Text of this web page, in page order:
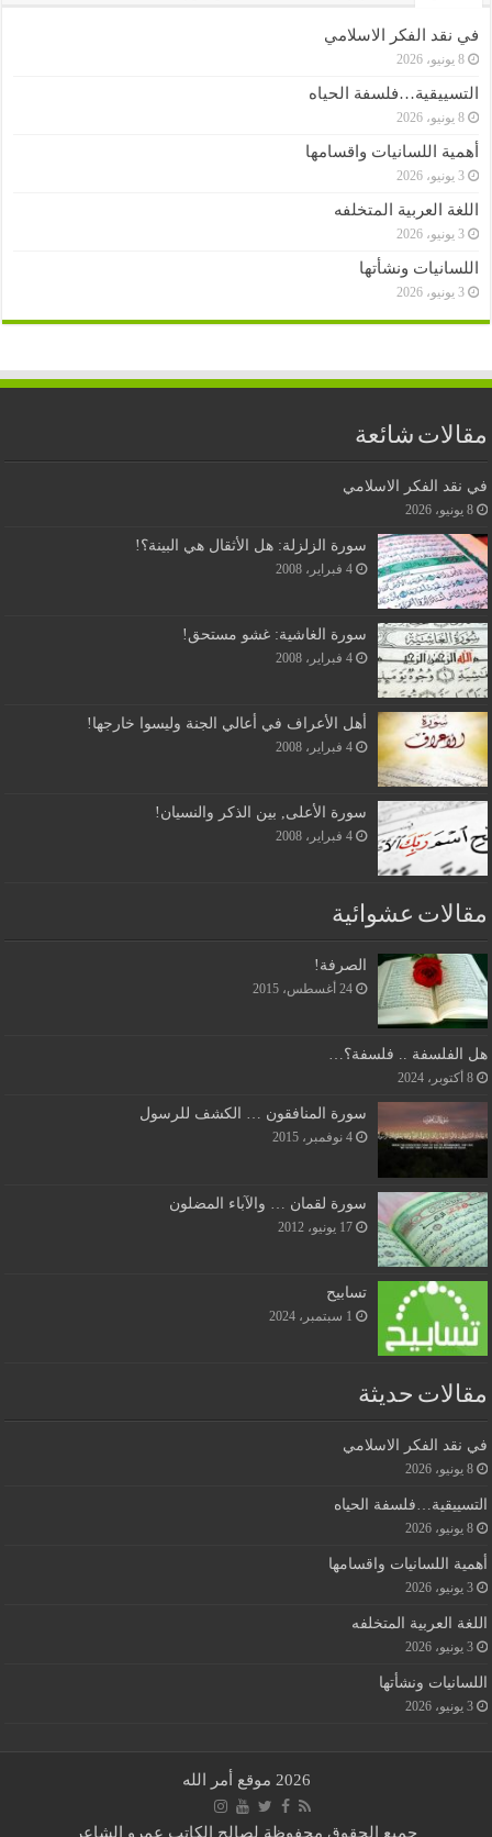
في نقد الفكر الاسلامي
8 يونيو، 2026
التسييقية…فلسفة الحياه
8 يونيو، 2026
أهمية اللسانيات واقسامها
3 يونيو، 2026
اللغة العربية المتخلفه
3 يونيو، 2026
اللسانيات ونشأتها
3 يونيو، 2026
مقالات شائعة
في نقد الفكر الاسلامي
8 يونيو، 2026
سورة الزلزلة: هل الأثقال هي البينة؟!
4 فبراير، 2008
سورة الغاشية: غشو مستحق!
4 فبراير، 2008
أهل الأعراف في أعالي الجنة وليسوا خارجها!
4 فبراير، 2008
سورة الأعلى, بين الذكر والنسيان!
4 فبراير، 2008
مقالات عشوائية
الصرفة!
24 أغسطس، 2015
هل الفلسفة .. فلسفة؟…
8 أكتوبر، 2024
سورة المنافقون … الكشف للرسول
4 نوفمبر، 2015
سورة لقمان … والآباء المضلون
17 يونيو، 2012
تسابيح
1 سبتمبر، 2024
مقالات حديثة
في نقد الفكر الاسلامي
8 يونيو، 2026
التسييقية…فلسفة الحياه
8 يونيو، 2026
أهمية اللسانيات واقسامها
3 يونيو، 2026
اللغة العربية المتخلفه
3 يونيو، 2026
اللسانيات ونشأتها
3 يونيو، 2026
2026 موقع أمر الله
جميع الحقوق محفوظة لصالح الكاتب عمرو الشاعر